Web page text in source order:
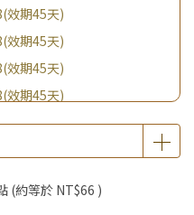
效期45天)
效期45天)
效期45天)
效期45天)
BIO UP面膜
起 加購自然主義嚐鮮試吃
加購好物
(約等於NT$66 )